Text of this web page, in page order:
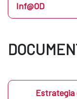
Inf@OD
Estrategia